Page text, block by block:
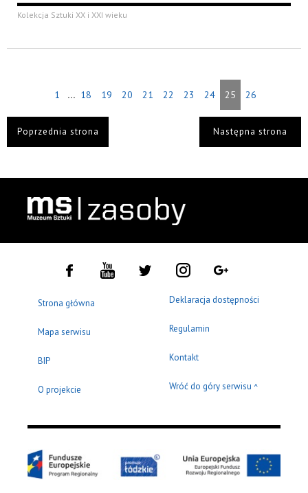
Kolekcja Sztuki XX i XXI wieku
1 ... 18 19 20 21 22 23 24 25 26
Poprzednia strona Następna strona
Strona główna
Mapa serwisu
BIP
O projekcie
Deklaracja dostępności
Regulamin
Kontakt
Wróć do góry serwisu ^